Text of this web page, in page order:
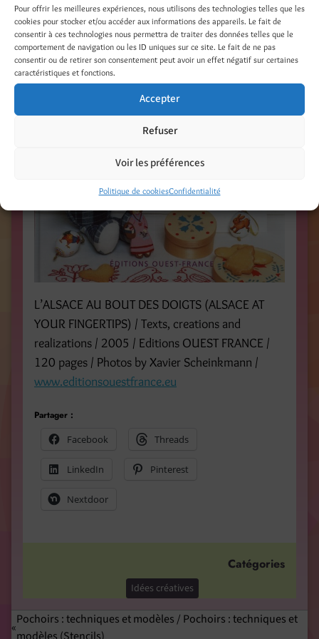
Pour offrir les meilleures expériences, nous utilisons des technologies telles que les
cookies pour stocker et/ou accéder aux informations des appareils. Le fait de
consentir à ces technologies nous permettra de traiter des données telles que le
comportement de navigation ou les ID uniques sur ce site. Le fait de ne pas
consentir ou de retirer son consentement peut avoir un effet négatif sur certaines
caractéristiques et fonctions.
Accepter
Refuser
Voir les préférences
Politique de cookiesConfidentialité
Scheinkmann /www.editionsouestfrance.eu/
L’ALSACE AU BOUT DES DOIGTS (ALSACE AT
YOUR FINGERTIPS) / Texts, creations and
realizations / 2005 / Editions OUEST FRANCE /
120 pages / Photos by Xavier Scheinkmann /
www.editionsouestfrance.eu
Partager :
Facebook
Threads
LinkedIn Pinterest
Nextdoor
Catégories
Idées créatives
Pochoirs : techniques et modèles / Pochoirs : techniques et